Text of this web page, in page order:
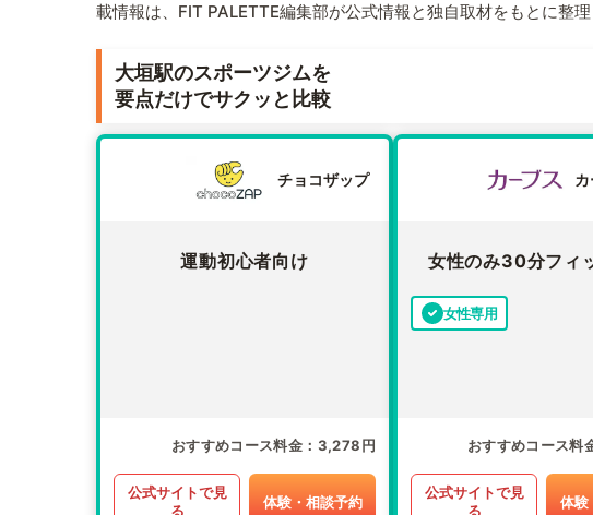
載情報は、FIT PALETTE編集部が公式情報と独自取材をもとに整理
大垣駅のスポーツジムを
要点だけでサクッと比較
チョコザップ
運動初心者向け
おすすめコース料金 3,278円
公式サイトで見
る
体験・相談予約
女性のみ30分フィ
女性専用
おすすめコース料
公式サイトで見
る
体験